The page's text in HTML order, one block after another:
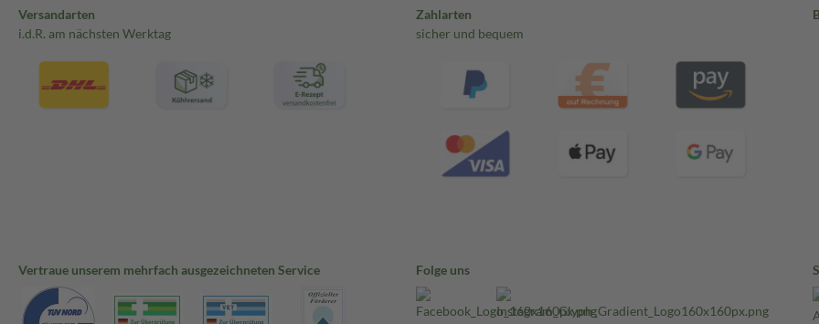
Versandarten
i.d.R. am nächsten Werktag
Zahlarten
sicher und bequem
Vertraue unserem mehrfach ausgezeichneten Service Folge uns